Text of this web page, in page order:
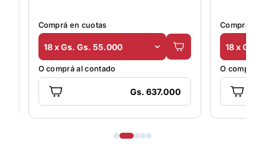
Comprá en cuotas
18 x Gs. Gs. 55.000
O comprá al contado
Gs. 637.000
Comprá en
18 x Gs.
O comprá